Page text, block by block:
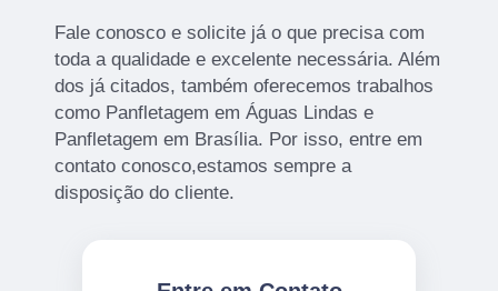
Fale conosco e solicite já o que precisa com
toda a qualidade e excelente necessária. Além
dos já citados, também oferecemos trabalhos
como Panfletagem em Águas Lindas e
Panfletagem em Brasília. Por isso, entre em
contato conosco,estamos sempre a
disposição do cliente.